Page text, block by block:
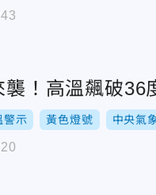
襲！高溫飆破
警示 黃色燈號 中央氣